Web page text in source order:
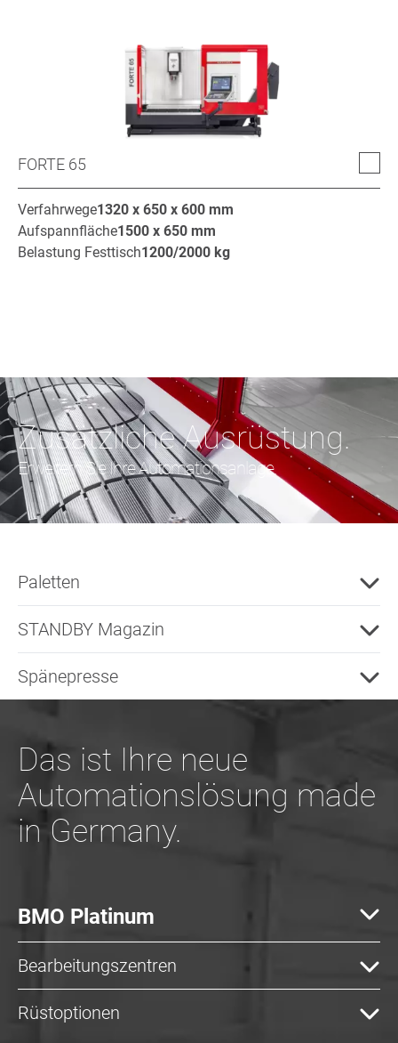
FORTE 65
Verfahrwege1320 x 650 x 600 mm
Aufspannfläche1500 x 650 mm
Belastung Festtisch1200/2000 kg
Zusätzliche Ausrüstung.
Erweitern Sie Ihre Automationsanlage.
Paletten
STANDBY Magazin
Spänepresse
Das ist Ihre neue
Automationslösung made
in Germany.
BMO Platinum
Bearbeitungszentren
Rüstoptionen